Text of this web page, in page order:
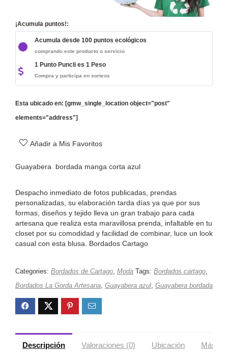
¡Acumula puntos!:
Acumula desde 100 puntos ecológicos
comprando este producto o servicio
1 Punto Puncli es 1 Peso
Compra y participa en sorteos
Esta ubicado en: [gmw_single_location object="post"
elements="address"]
Añadir a Mis Favoritos
Guayabera bordada manga corta azul
Despacho inmediato de fotos publicadas, prendas
personalizadas, su elaboración tarda días ya que por sus
formas, diseños y tejido lleva un gran trabajo para cada
artesana que realiza esta maravillosa prenda, infaltable en tu
closet por su comodidad y facilidad de combinar, luce un look
casual con esta blusa. Bordados Cartago
Categories: Bordados de Cartago, Moda Tags: Bordados cartago,
Bordados La Gorda Artesana, Guayabera azul, Guayabera bordada
Descripción Valoraciones (0) Ubicación Más